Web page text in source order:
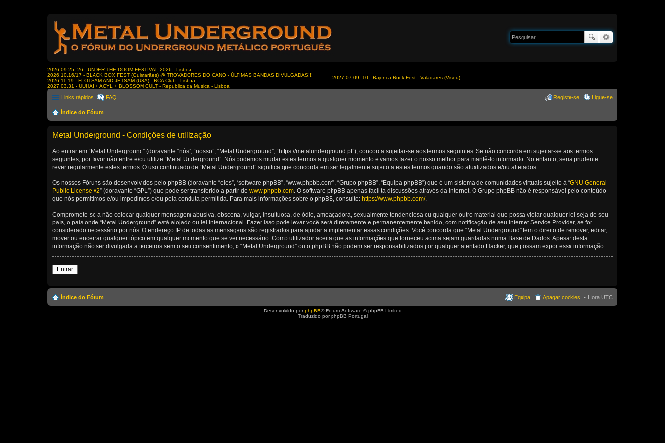
2026.09.25_26 - UNDER THE DOOM FESTIVAL 2026 - Lisboa
2026.10.16/17 - BLACK BOX FEST (Guimarães) @ TROVADORES DO CANO - ÚLTIMAS BANDAS DIVULGADAS!!!
2026.11.19 - FLOTSAM AND JETSAM (USA) - RCA Club - Lisboa
2027.03.31 - UUHAI + ACYL + BLOSSOM CULT - Republica da Musica - Lisboa
2027.07.09_10 - Bajonca Rock Fest - Valadares (Viseu)
Links rápidos FAQ Ligue-se
Registe-se
Índice do Fórum
Metal Underground - Condições de utilização
Ao entrar em “Metal Underground” (doravante “nós”, “nosso”, “Metal Underground”, “https://metalunderground.pt”), concorda sujeitar-se aos termos seguintes. Se não concorda em sujeitar-se aos termos
seguintes, por favor não entre e/ou utilize “Metal Underground”. Nós podemos mudar estes termos a qualquer momento e vamos fazer o nosso melhor para mantê-lo informado. No entanto, seria prudente
rever regularmente estes termos. O uso continuado de “Metal Underground” significa que concorda em ser legalmente sujeito a estes termos quando são atualizados e/ou alterados.
Os nossos Fóruns são desenvolvidos pelo phpBB (doravante “eles”, “software phpBB”, “www.phpbb.com”, “Grupo phpBB”, “Equipa phpBB”) que é um sistema de comunidades virtuais sujeito à “GNU General
Public License v2” (doravante “GPL”) que pode ser transferido a partir de www.phpbb.com. O software phpBB apenas facilita discussões através da internet. O Grupo phpBB não é responsável pelo conteúdo
que nós permitimos e/ou impedimos e/ou pela conduta permitida. Para mais informações sobre o phpBB, consulte: https://www.phpbb.com/.
Compromete-se a não colocar qualquer mensagem abusiva, obscena, vulgar, insultuosa, de ódio, ameaçadora, sexualmente tendenciosa ou qualquer outro material que possa violar qualquer lei seja de seu
país, o país onde “Metal Underground” está alojado ou lei Internacional. Fazer isso pode levar você será diretamente e permanentemente banido, com notificação de seu Internet Service Provider, se for
considerado necessário por nós. O endereço IP de todas as mensagens são registrados para ajudar a implementar essas condições. Você concorda que “Metal Underground” tem o direito de remover, editar,
mover ou encerrar qualquer tópico em qualquer momento que se ver necessário. Como utilizador aceita que as informações que forneceu acima sejam guardadas numa Base de Dados. Apesar desta
informação não ser divulgada a terceiros sem o seu consentimento, o “Metal Underground” ou o phpBB não podem ser responsabilizados por qualquer atentado Hacker, que possam expor essa informação.
Entrar
Índice do Fórum Hora UTC
Apagar cookies
Equipa
Desenvolvido porphpBB® Forum Software © phpBB Limited
Traduzido por phpBB Portugal